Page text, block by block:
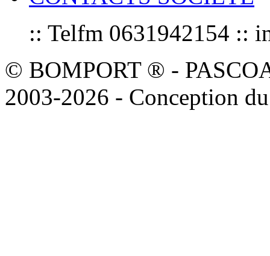
:: Telfm 0631942154 ::
© BOMPORT ® -
2003-2026 - Conception